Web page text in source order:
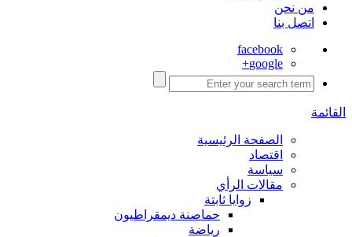
من نحن
اتصل بنا
facebook
google+
القائمة
الصفحة الرئيسية
اقتصاد
سياسة
مقالات الرأي
زوايا ثابتة
حماصنة ديمقراطيون
رياضة